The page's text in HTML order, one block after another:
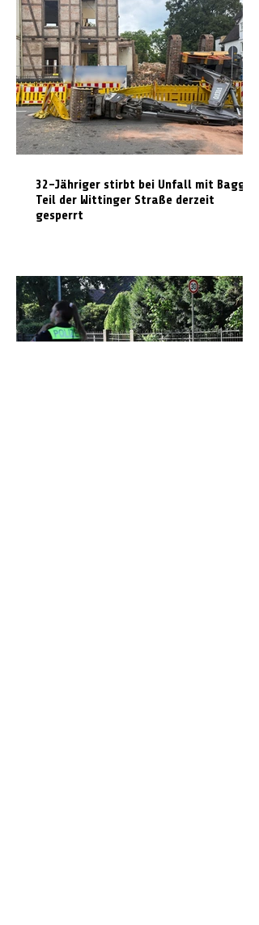
32-Jähriger stirbt bei Unfall mit Bagger:
Teil der Wittinger Straße derzeit
gesperrt